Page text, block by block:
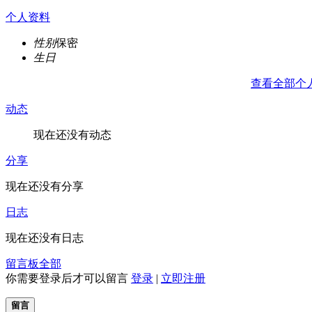
个人资料
性别保密
生日
查看全部个
动态
现在还没有动态
分享
现在还没有分享
日志
现在还没有日志
留言板全部
你需要登录后才可以留言 登录 | 立即注册
留言